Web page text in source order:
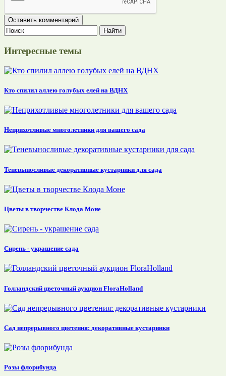
Интересные темы
Кто спилил аллею голубых елей на ВДНХ
Неприхотливые многолетники для вашего сада
Теневыносливые декоративные кустарники для сада
Цветы в творчестве Клода Моне
Сирень - украшение сада
Голландский цветочный аукцион FloraHolland
Сад непрерывного цветения: декоративные кустарники
Розы флорибунда